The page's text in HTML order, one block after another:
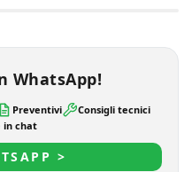
WhatsApp!
Preventivi
Consigli tecnici
in chat
>